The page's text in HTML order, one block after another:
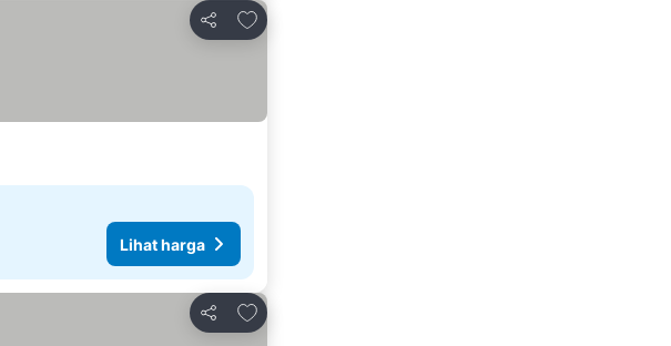
Bagikan
Tambahkan ke favorit
Lihat harga
Bagikan
Tambahkan ke favorit